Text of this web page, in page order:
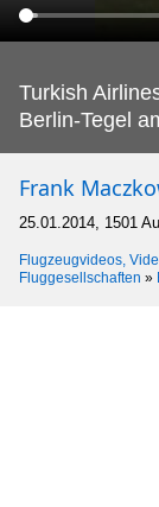
Turkish
Berlin-Tegel
Frank
25.01.2014, 1501
Flugzeugvideos,
Fluggesellschaften »